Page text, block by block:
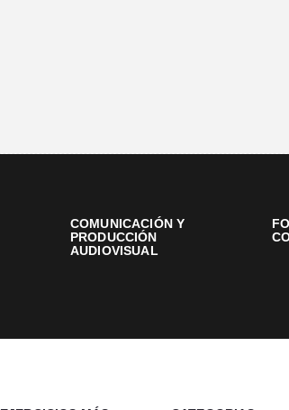
COMUNICACIÓN Y
PRODUCCIÓN
AUDIOVISUAL